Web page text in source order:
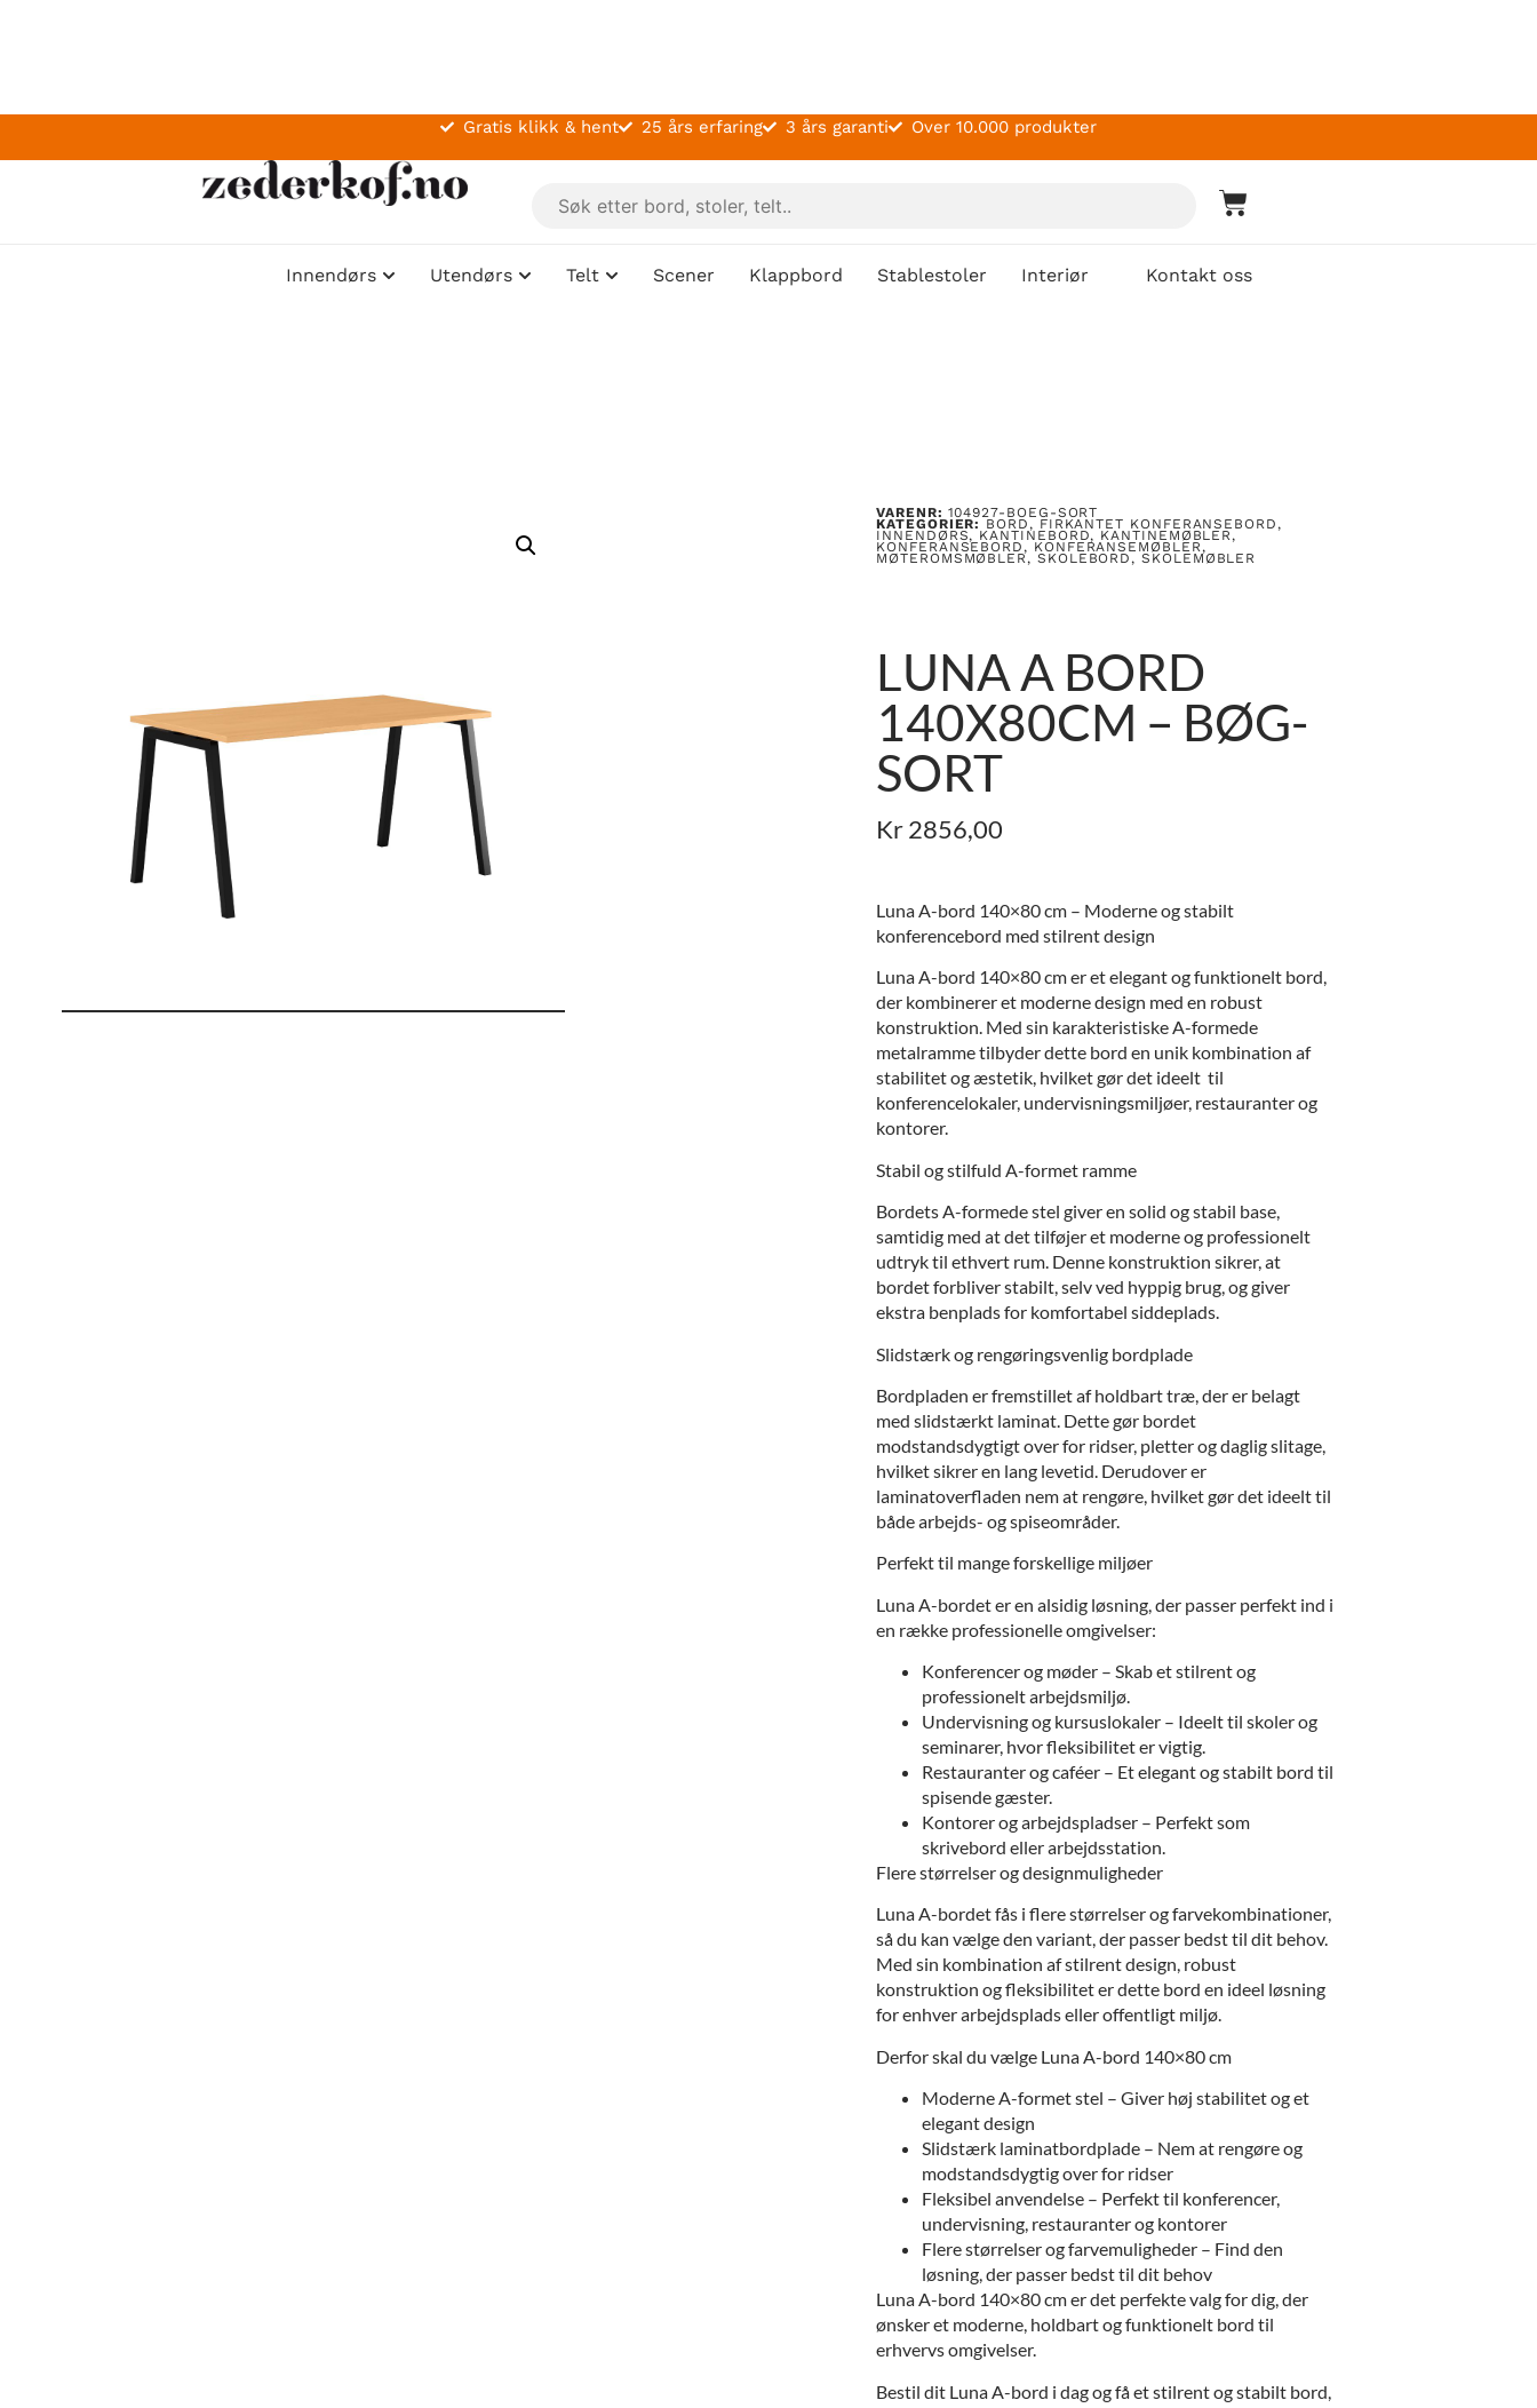
Gratis klikk & hent 25 års erfaring 3 års garanti Over 10.000 produkter
Innendørs Utendørs Telt Scener Klappbord Stablestoler Interiør Kontakt oss
VARENR: 104927-BOEG-SORT
KATEGORIER: BORD, FIRKANTET KONFERANSEBORD,
INNENDØRS, KANTINEBORD, KANTINEMØBLER,
KONFERANSEBORD, KONFERANSEMØBLER,
MØTEROMSMØBLER, SKOLEBORD,SKOLEMØBLER
LUNA A BORD
140X80CM – BØG-
SORT
Kr2856,00
Luna A-bord 140×80 cm – Moderne og stabilt
konferencebord med stilrent design
Luna A-bord 140×80 cm er et elegant og funktionelt bord,
der kombinerer et moderne design med en robust
konstruktion. Med sin karakteristiske A-formede
metalramme tilbyder dette bord en unik kombination af
stabilitet og æstetik, hvilket gør det ideelt til
konferencelokaler, undervisningsmiljøer, restauranter og
kontorer.
Stabil og stilfuld A-formet ramme
Bordets A-formede stel giver en solid og stabil base,
samtidig med at det tilføjer et moderne og professionelt
udtryk til ethvert rum. Denne konstruktion sikrer, at
bordet forbliver stabilt, selv ved hyppig brug, og giver
ekstra benplads for komfortabel siddeplads.
Slidstærk og rengøringsvenlig bordplade
Bordpladen er fremstillet af holdbart træ, der er belagt
med slidstærkt laminat. Dette gør bordet
modstandsdygtigt over for ridser, pletter og daglig slitage,
hvilket sikrer en lang levetid. Derudover er
laminatoverfladen nem at rengøre, hvilket gør det ideelt til
både arbejds- og spiseområder.
Perfekt til mange forskellige miljøer
Luna A-bordet er en alsidig løsning, der passer perfekt ind i
en række professionelle omgivelser:
Konferencer og møder – Skab et stilrent og
professionelt arbejdsmiljø.
Undervisning og kursuslokaler – Ideelt til skoler og
seminarer, hvor fleksibilitet er vigtig.
Restauranter og caféer – Et elegant og stabilt bord til
spisende gæster.
Kontorer og arbejdspladser – Perfekt som
skrivebord eller arbejdsstation.
Flere størrelser og designmuligheder
Luna A-bordet fås i flere størrelser og farvekombinationer,
så du kan vælge den variant, der passer bedst til dit behov.
Med sin kombination af stilrent design, robust
konstruktion og fleksibilitet er dette bord en ideel løsning
for enhver arbejdsplads eller offentligt miljø.
Derfor skal du vælge Luna A-bord 140×80 cm
Moderne A-formet stel – Giver høj stabilitet og et
elegant design
Slidstærk laminatbordplade – Nem at rengøre og
modstandsdygtig over for ridser
Fleksibel anvendelse – Perfekt til konferencer,
undervisning, restauranter og kontorer
Flere størrelser og farvemuligheder – Find den
løsning, der passer bedst til dit behov
Luna A-bord 140×80 cm er det perfekte valg for dig, der
ønsker et moderne, holdbart og funktionelt bord til
erhvervs omgivelser.
Bestil dit Luna A-bord i dag og få et stilrent og stabilt bord,